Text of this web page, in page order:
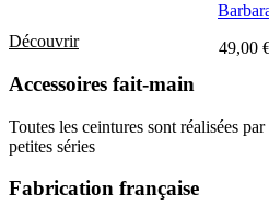
49,00
Découvrir
Accessoires fait-main
Toutes les ceintures sont réalisées
petites séries
Fabrication française